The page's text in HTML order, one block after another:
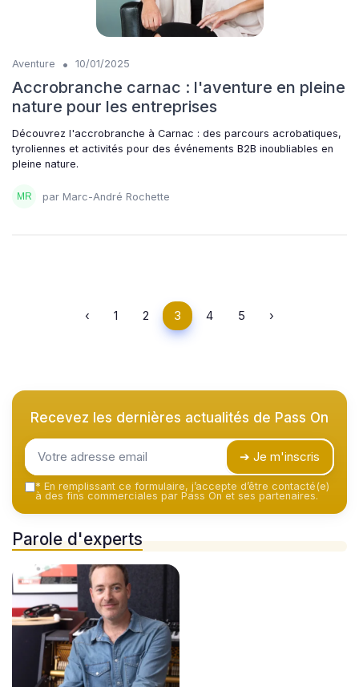
Aventure • 10/01/2025
Accrobranche carnac : l'aventure en pleine
nature pour les entreprises
Découvrez l'accrobranche à Carnac : des parcours acrobatiques,
tyroliennes et activités pour des événements B2B inoubliables en
pleine nature.
par Marc-André Rochette
‹ 1 2 3 4 5 ›
Recevez les dernières actualités de Pass On
➔ Je m'inscris
* En remplissant ce formulaire, j’accepte d’être contacté(e)
à des fins commerciales par Pass On et ses partenaires.
Parole d'experts